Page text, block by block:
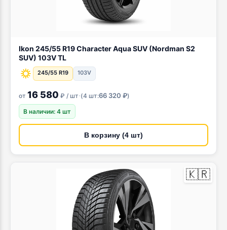
Ikon 245/55 R19 Character Aqua SUV (Nordman S2
SUV) 103V TL
245/55 R19 103V
от 16 580 ₽ / шт·(4 шт:66 320 ₽)
В наличии: 4 шт
В корзину (4 шт)
🇰🇷